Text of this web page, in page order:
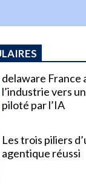
delaware France
l’industrie vers
piloté par l’IA
Les trois piliers
agentique réussi